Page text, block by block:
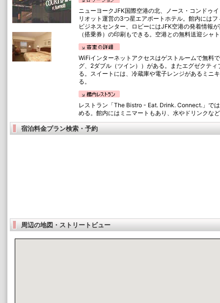
ニューヨークJFK国際空港の北、ノース・コンドゥ
リオット運営の3つ星エアポートホテル。館内には
ビジネスセンター、ロビーにはJFK空港の発着情報
（搭乗券）の印刷もできる。空港との無料送迎シャ
WiFiインターネットアクセスはゲストルームで無料
グ、2ダブル（ツイン））がある。またエグゼクテ
る。スイートには、冷蔵庫や電子レンジがあるミニ
る。
レストラン「The Bistro - Eat. Drink. Connect.」で
める。館内にはミニマートもあり、水やドリンクな
宿泊料金プラン検索・予約
周辺の地図・ストリートビュー